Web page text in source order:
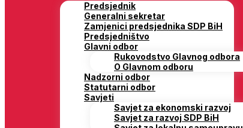
Predsjednik
Generalni sekretar
Zamjenici predsjednika SDP BiH
Predsjedništvo
Glavni odbor
Rukovodstvo Glavnog odbora
O Glavnom odboru
Nadzorni odbor
Statutarni odbor
Savjeti
Savjet za ekonomski razvoj
Savjet za razvoj SDP BiH